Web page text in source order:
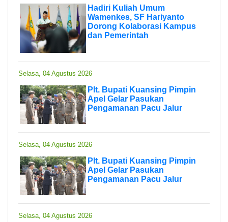
Hadiri Kuliah Umum
Wamenkes, SF Hariyanto
Dorong Kolaborasi Kampus
dan Pemerintah
Selasa, 04 Agustus 2026
Plt. Bupati Kuansing Pimpin
Apel Gelar Pasukan
Pengamanan Pacu Jalur
Selasa, 04 Agustus 2026
Plt. Bupati Kuansing Pimpin
Apel Gelar Pasukan
Pengamanan Pacu Jalur
Selasa, 04 Agustus 2026